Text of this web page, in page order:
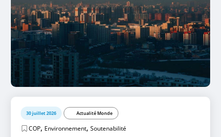
30 juillet 2026 Actualité Monde
COP, Environnement,Soutenabilité